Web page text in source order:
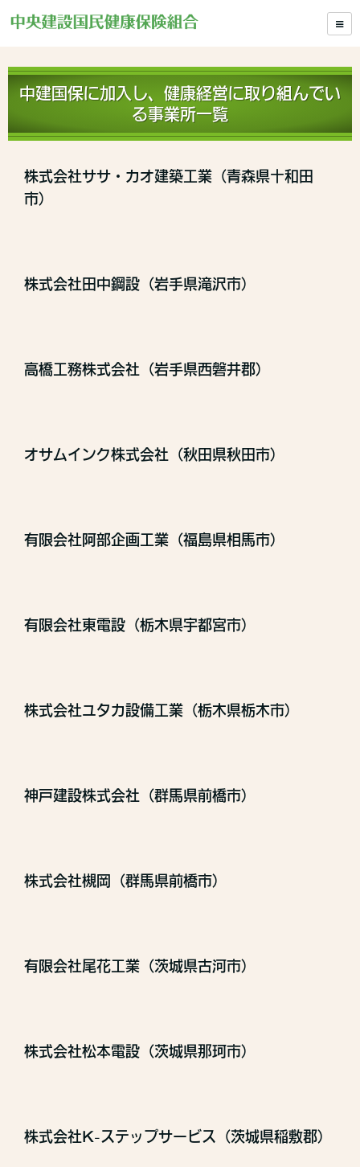
中建国保に加入し、健康経営に取り組んでい
る事業所一覧
株式会社ササ・カオ建築工業（青森県十和田
市）
株式会社田中鋼設（岩手県滝沢市）
高橋工務株式会社（岩手県西磐井郡）
オサムインク株式会社（秋田県秋田市）
有限会社阿部企画工業（福島県相馬市）
有限会社東電設（栃木県宇都宮市）
株式会社ユタカ設備工業（栃木県栃木市）
神戸建設株式会社（群馬県前橋市）
株式会社槻岡（群馬県前橋市）
有限会社尾花工業（茨城県古河市）
株式会社松本電設（茨城県那珂市）
株式会社K-ステップサービス（茨城県稲敷郡）